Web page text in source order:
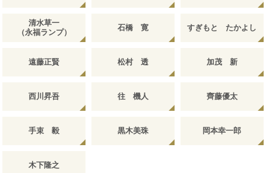
清水草一
（永福ランプ）
石橋 寛 すぎもと たかよし
遠藤正賢 松村 透 加茂 新
西川昇吾 往 機人 齊藤優太
手束 毅 黒木美珠 岡本幸一郎
木下隆之